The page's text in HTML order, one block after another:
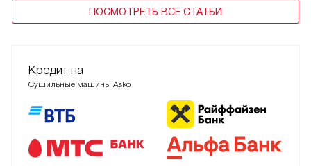
ПОСМОТРЕТЬ ВСЕ СТАТЬИ
Кредит на
Сушильные машины Asko